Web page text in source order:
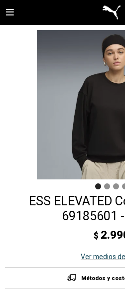

ESS ELEVATED
69185601
$
Ver medios
Métodos y